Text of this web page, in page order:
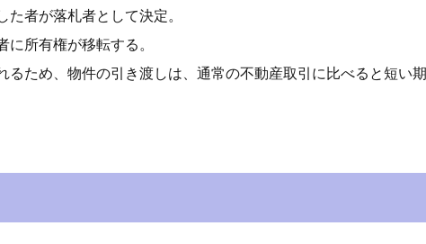
者が落札者として決定。
所有権が移転する。
ため、物件の引き渡しは、通常の不動産取引に比べると短い期